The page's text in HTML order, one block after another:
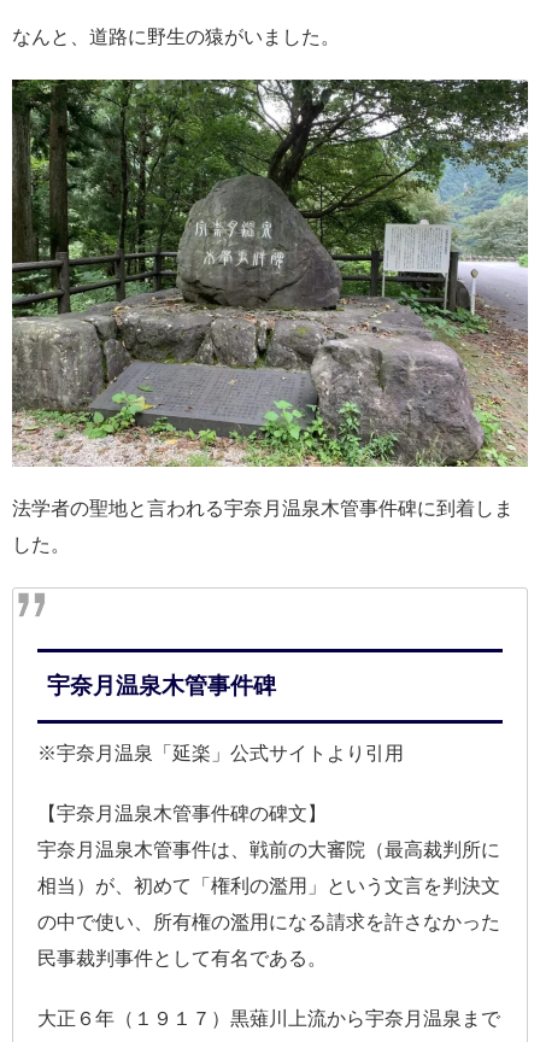
なんと、道路に野生の猿がいました。
法学者の聖地と言われる宇奈月温泉木管事件碑に到着しま
した。
宇奈月温泉木管事件碑
※宇奈月温泉「延楽」公式サイトより引用
【宇奈月温泉木管事件碑の碑文】
宇奈月温泉木管事件は、戦前の大審院（最高裁判所に
相当）が、初めて「権利の濫用」という文言を判決文
の中で使い、所有権の濫用になる請求を許さなかった
民事裁判事件として有名である。
大正６年（１９１７）黒薙川上流から宇奈月温泉まで